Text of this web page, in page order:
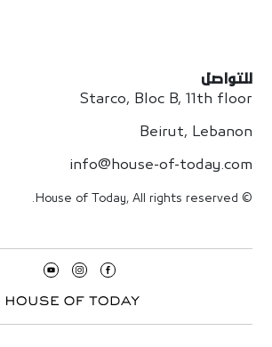
للتواصل
Starco, Bloc B, 11th floor
Beirut, Lebanon
info@house-of-today.com
© House of Today, All rights reserved.